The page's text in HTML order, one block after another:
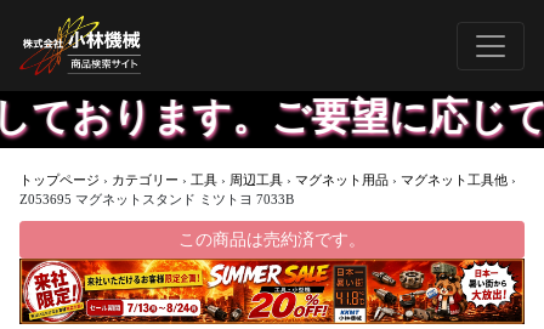
ます。ご要望に応じて更
トップページ › カテゴリー › 工具 › 周辺工具 › マグネット用品 › マグネット工具他 ›
Z053695 マグネットスタンド ミツトヨ 7033B
この商品は売約済です。